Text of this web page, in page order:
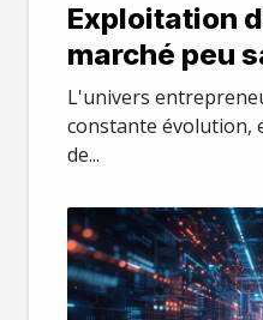
Exploitation
marché peu
stratégies
les
L'univers
constante évolution,
de...